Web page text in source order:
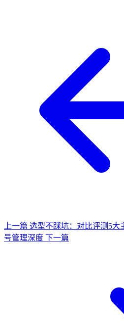
上一篇 选型不踩坑：对比评测5大
号管理深度 下一篇